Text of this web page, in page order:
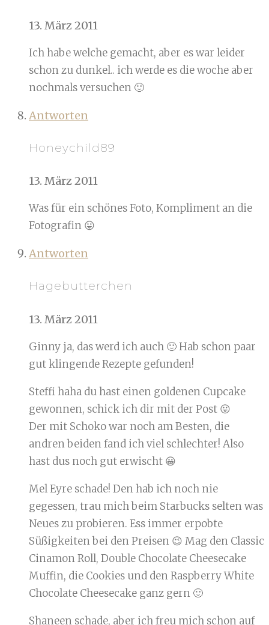
13. März 2011
Ich habe welche gemacht, aber es war leider
schon zu dunkel.. ich werde es die woche aber
nochmals versuchen 🙂
Antworten
Honeychild89
13. März 2011
Was für ein schönes Foto, Kompliment an die
Fotografin 😛
Antworten
Hagebutterchen
13. März 2011
Ginny ja, das werd ich auch 🙂 Hab schon paar
gut klingende Rezepte gefunden!
Steffi haha du hast einen goldenen Cupcake
gewonnen, schick ich dir mit der Post 😛
Der mit Schoko war noch am Besten, die
andren beiden fand ich viel schlechter! Also
hast dus noch gut erwischt 😀
Mel Eyre schade! Den hab ich noch nie
gegessen, trau mich beim Starbucks selten was
Neues zu probieren. Ess immer erpobte
Süßigkeiten bei den Preisen 😉 Mag den Classic
Cinamon Roll, Double Chocolate Cheesecake
Muffin, die Cookies und den Raspberry White
Chocolate Cheesecake ganz gern 🙂
Shaneen schade, aber ich freu mich schon auf